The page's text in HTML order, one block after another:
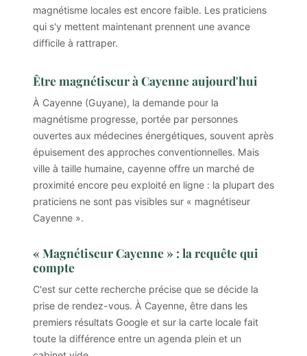
magnétisme locales est encore faible. Les praticiens
qui s'y mettent maintenant prennent une avance
difficile à rattraper.
Être magnétiseur à Cayenne aujourd'hui
À Cayenne (Guyane), la demande pour la
magnétisme progresse, portée par personnes
ouvertes aux médecines énergétiques, souvent après
épuisement des approches conventionnelles. Mais
ville à taille humaine, cayenne offre un marché de
proximité encore peu exploité en ligne : la plupart des
praticiens ne sont pas visibles sur « magnétiseur
Cayenne ».
« Magnétiseur Cayenne » : la requête qui
compte
C'est sur cette recherche précise que se décide la
prise de rendez-vous. À Cayenne, être dans les
premiers résultats Google et sur la carte locale fait
toute la différence entre un agenda plein et un